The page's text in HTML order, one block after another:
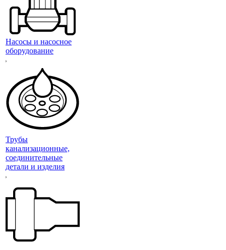
Насосы и насосное
оборудование
Трубы
канализационные,
соединительные
детали и изделия